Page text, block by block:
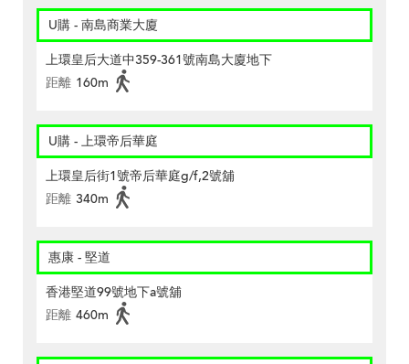
U購 - 南島商業大廈
上環皇后大道中359-361號南島大廈地下
距離 160m
U購 - 上環帝后華庭
上環皇后街1號帝后華庭g/f,2號舖
距離 340m
惠康 - 堅道
香港堅道99號地下a號舖
距離 460m